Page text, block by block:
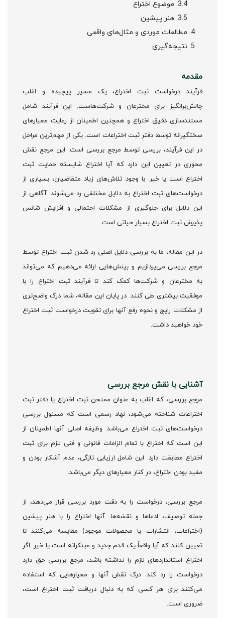
3.4. موضوع اختراع
3.5. هنر پیشین
مطالعات موردی و مثال‌های واقعی
نتیجه‌گیری
مقدمه
فرآیند درخواست ثبت اختراع، یک مسیر پیچیده و اغلب
چالش‌برانگیز برای مخترعان و شرکت‌هاست. این فرآیند شامل
مستندسازی دقیق اختراع و همچنین اطمینان از رعایت معیارهای
سختگیرانه توسط دفتر ثبت اختراعات است. یکی از مهم‌ترین مراحل
در این فرآیند، بررسی توسط مرجع بررسی است. این مرجع نقش
محوری در تعیین این دارد که آیا اختراع شایسته حمایت ثبت
اختراع است یا خیر. با وجود تلاش‌های زیاد متقاضیان، بسیاری از
درخواست‌های ثبت اختراع به دلایل مختلفی رد می‌شوند. آگاهی از
این دلایل برای جلوگیری از مشکلات احتمالی و افزایش شانس
پذیرش ثبت اختراع بسیار حیاتی است.
در این مقاله، ما به بررسی دلایل اصلی رد شدن ثبت اختراع توسط
مرجع بررسی می‌پردازیم و بینش‌هایی ارائه می‌دهیم که می‌تواند
به مخترعان و شرکت‌ها کمک کند تا فرآیند ثبت اختراع را با
موفقیت بیشتری طی کنند. در پایان این مقاله، شما درک واضح‌تری
از مشکلات رایج و نحوه رفع آنها برای تقویت درخواست ثبت اختراع
خود خواهید داشت.
آشنایی با نقش مرجع بررسی
مرجع بررسی، که اغلب به عنوان ممتحن ثبت اختراع یا دفتر ثبت
اختراعات شناخته می‌شود، نهاد رسمی است که مسئول بررسی
درخواست‌های ثبت اختراع می‌باشد. وظیفه اصلی آنها اطمینان از
این است که اختراع با تمام الزامات قانونی و فنی لازم برای ثبت
اختراع مطابقت دارد. این شامل ارزیابی تازگی، عدم آشکار بودن و
مفید بودن اختراع، در کنار معیارهای دیگر می‌باشد.
مرجع بررسی، درخواست را به دقت مورد بررسی قرار می‌دهد، از
جمله توصیف، ادعاها و نقشه‌ها. آنها اختراع را با هنر پیشین
(اختراعات، انتشارات یا محصولات موجود) مقایسه می‌کنند تا
تعیین کنند که آیا واقعاً یک قدم جدید و مبتکرانه است یا خیر. اگر
اختراع استانداردهای لازم را نداشته باشد، مرجع بررسی حق دارد
درخواست را رد کند. درک نقش آنها و معیارهایی که استفاده
می‌کنند برای هر کسی که به دنبال دریافت ثبت اختراع است،
ضروری است.